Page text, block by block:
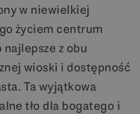
w niewielkiej
życiem centrum
z obu
wioski i dostępność
Ta wyjątkowa
tło dla bogatego i